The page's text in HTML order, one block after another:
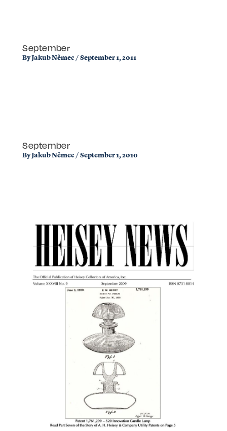
September
By Jakub Němec / September 1, 2011
September
By Jakub Němec / September 1, 2010